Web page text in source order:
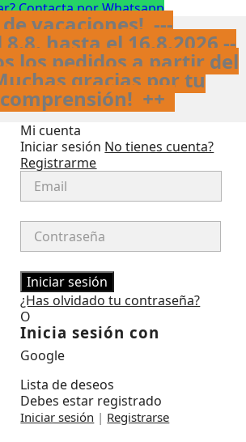
Contacta por Whatsapp
de vacaciones! ---
hasta el 16.8.2026 --
los pedidos a partir del
gracias por tu
++
Instagram
Mi cuenta
Iniciar sesión No tienes cuenta?
Registrarme
Iniciar sesión
¿Has olvidado tu contraseña?
O
Inicia sesión con
Google
Lista de deseos
Debes estar registrado
Iniciar sesión | Registrarse